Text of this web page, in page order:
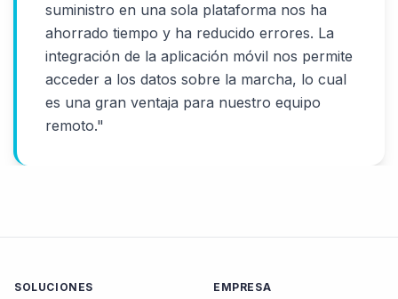
suministro en una sola plataforma nos ha
ahorrado tiempo y ha reducido errores. La
integración de la aplicación móvil nos permite
acceder a los datos sobre la marcha, lo cual
es una gran ventaja para nuestro equipo
remoto."
SOLUCIONES EMPRESA